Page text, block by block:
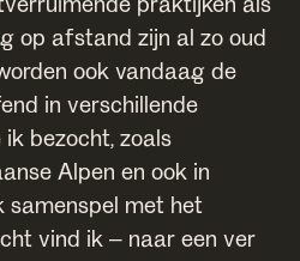
op afstand zijn al zo oud
ook vandaag de
in verschillende
bezocht, zoals
Alpen en ook in
samenspel met het
vind ik – naar een ver